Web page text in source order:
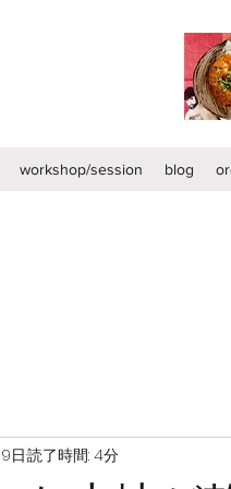
workshop/session blog
日読了時間: 4分